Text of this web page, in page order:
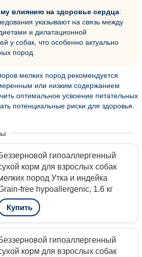
влиянию на здоровье сердца:
указывают на связь между
и дилатационной
у собак, что особенно актуально
пород.
мелких пород рекомендуется
или низким содержанием
оптимальное усвоение питательных
потенциальные риски для здоровья.
гипоаллергенный
корм для взрослых собак
пород Утка и индейка
free hypoallergenic, 1.6 кг
Купить
гипоаллергенный
корм для взрослых собак